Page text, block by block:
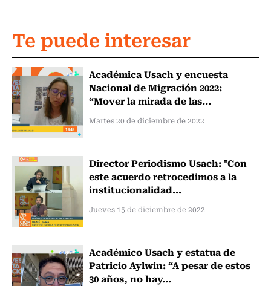
Te puede interesar
Académica Usach y encuesta
Nacional de Migración 2022:
“Mover la mirada de las...
Martes 20 de diciembre de 2022
Director Periodismo Usach: "Con
este acuerdo retrocedimos a la
institucionalidad...
Jueves 15 de diciembre de 2022
Académico Usach y estatua de
Patricio Aylwin: “A pesar de estos
30 años, no hay...